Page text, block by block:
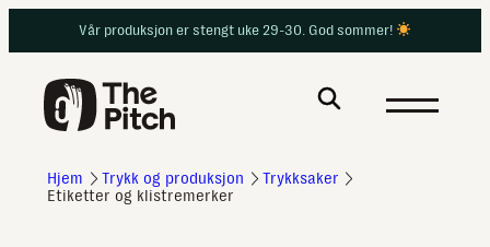
Vår produksjon er stengt uke 29-30. God sommer!
Hjem Trykk og produksjon
Trykksaker
Etiketter og klistremerker